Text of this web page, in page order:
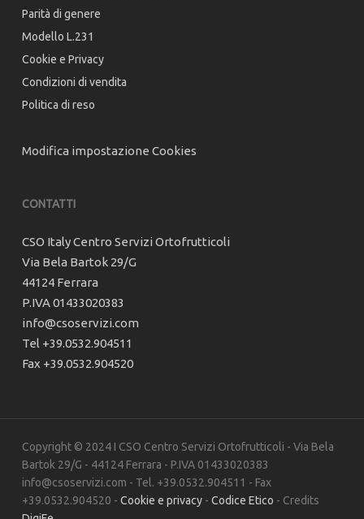
Parità di genere
Modello L.231
Cookie e Privacy
Condizioni di vendita
Politica di reso
Modifica impostazione Cookies
CONTATTI
CSO Italy Centro Servizi Ortofrutticoli
Via Bela Bartok 29/G
44124 Ferrara
P.IVA 01433020383
info@csoservizi.com
Tel +39.0532.904511
Fax +39.0532.904520
Copyright © 2024 I CSO Centro Servizi Ortofrutticoli - Via Bela
Bartok 29/G - 44124 Ferrara - P.IVA 01433020383
info@csoservizi.com - Tel. +39.0532.904511 - Fax
+39.0532.904520 - Cookie e privacy- Codice Etico - Credits